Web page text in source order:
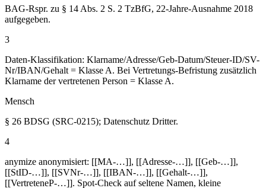
BAG-Rspr. zu § 14 Abs. 2 S. 2 TzBfG, 22-Jahre-Ausnahme 2018
aufgegeben.
3
Daten-Klassifikation: Klarname/Adresse/Geb-Datum/Steuer-ID/SV-
Nr/IBAN/Gehalt = Klasse A. Bei Vertretungs-Befristung zusätzlich
Klarname der vertretenen Person = Klasse A.
Mensch
§ 26 BDSG (SRC-0215); Datenschutz Dritter.
4
anymize anonymisiert: [[MA-…]], [[Adresse-…]], [[Geb-…]],
[[StID-…]], [[SVNr-…]], [[IBAN-…]], [[Gehalt-…]],
[[VertreteneP-…]]. Spot-Check auf seltene Namen, kleine